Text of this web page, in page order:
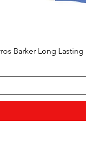
Barker Long